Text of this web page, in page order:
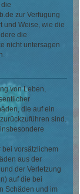
zur Verfügung
und Weise, wie die
die
nicht untersagen
von Leben,
die auf ein
sind.
bei vorsätzlichem
aus der
der Verletzung
auf die bei
Schäden und im